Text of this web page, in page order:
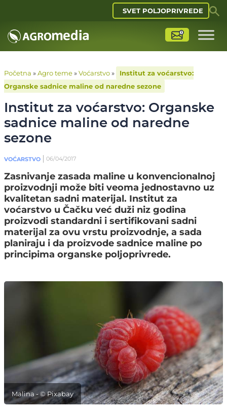
SVET POLJOPRIVREDE
Početna »Agro teme»Voćarstvo»
Institut za voćarstvo:
Organske sadnice maline od naredne sezone
Institut za voćarstvo: Organske
sadnice maline od naredne
sezone
VOĆARSTVO 06/04/2017
Zasnivanje zasada maline u konvencionalnoj
proizvodnji može biti veoma jednostavno uz
kvalitetan sadni materijal. Institut za
voćarstvo u Čačku već duži niz godina
proizvodi standardni i sertifikovani sadni
materijal za ovu vrstu proizvodnje, a sada
planiraju i da proizvode sadnice maline po
principima organske poljoprivrede.
Malina - © Pixabay